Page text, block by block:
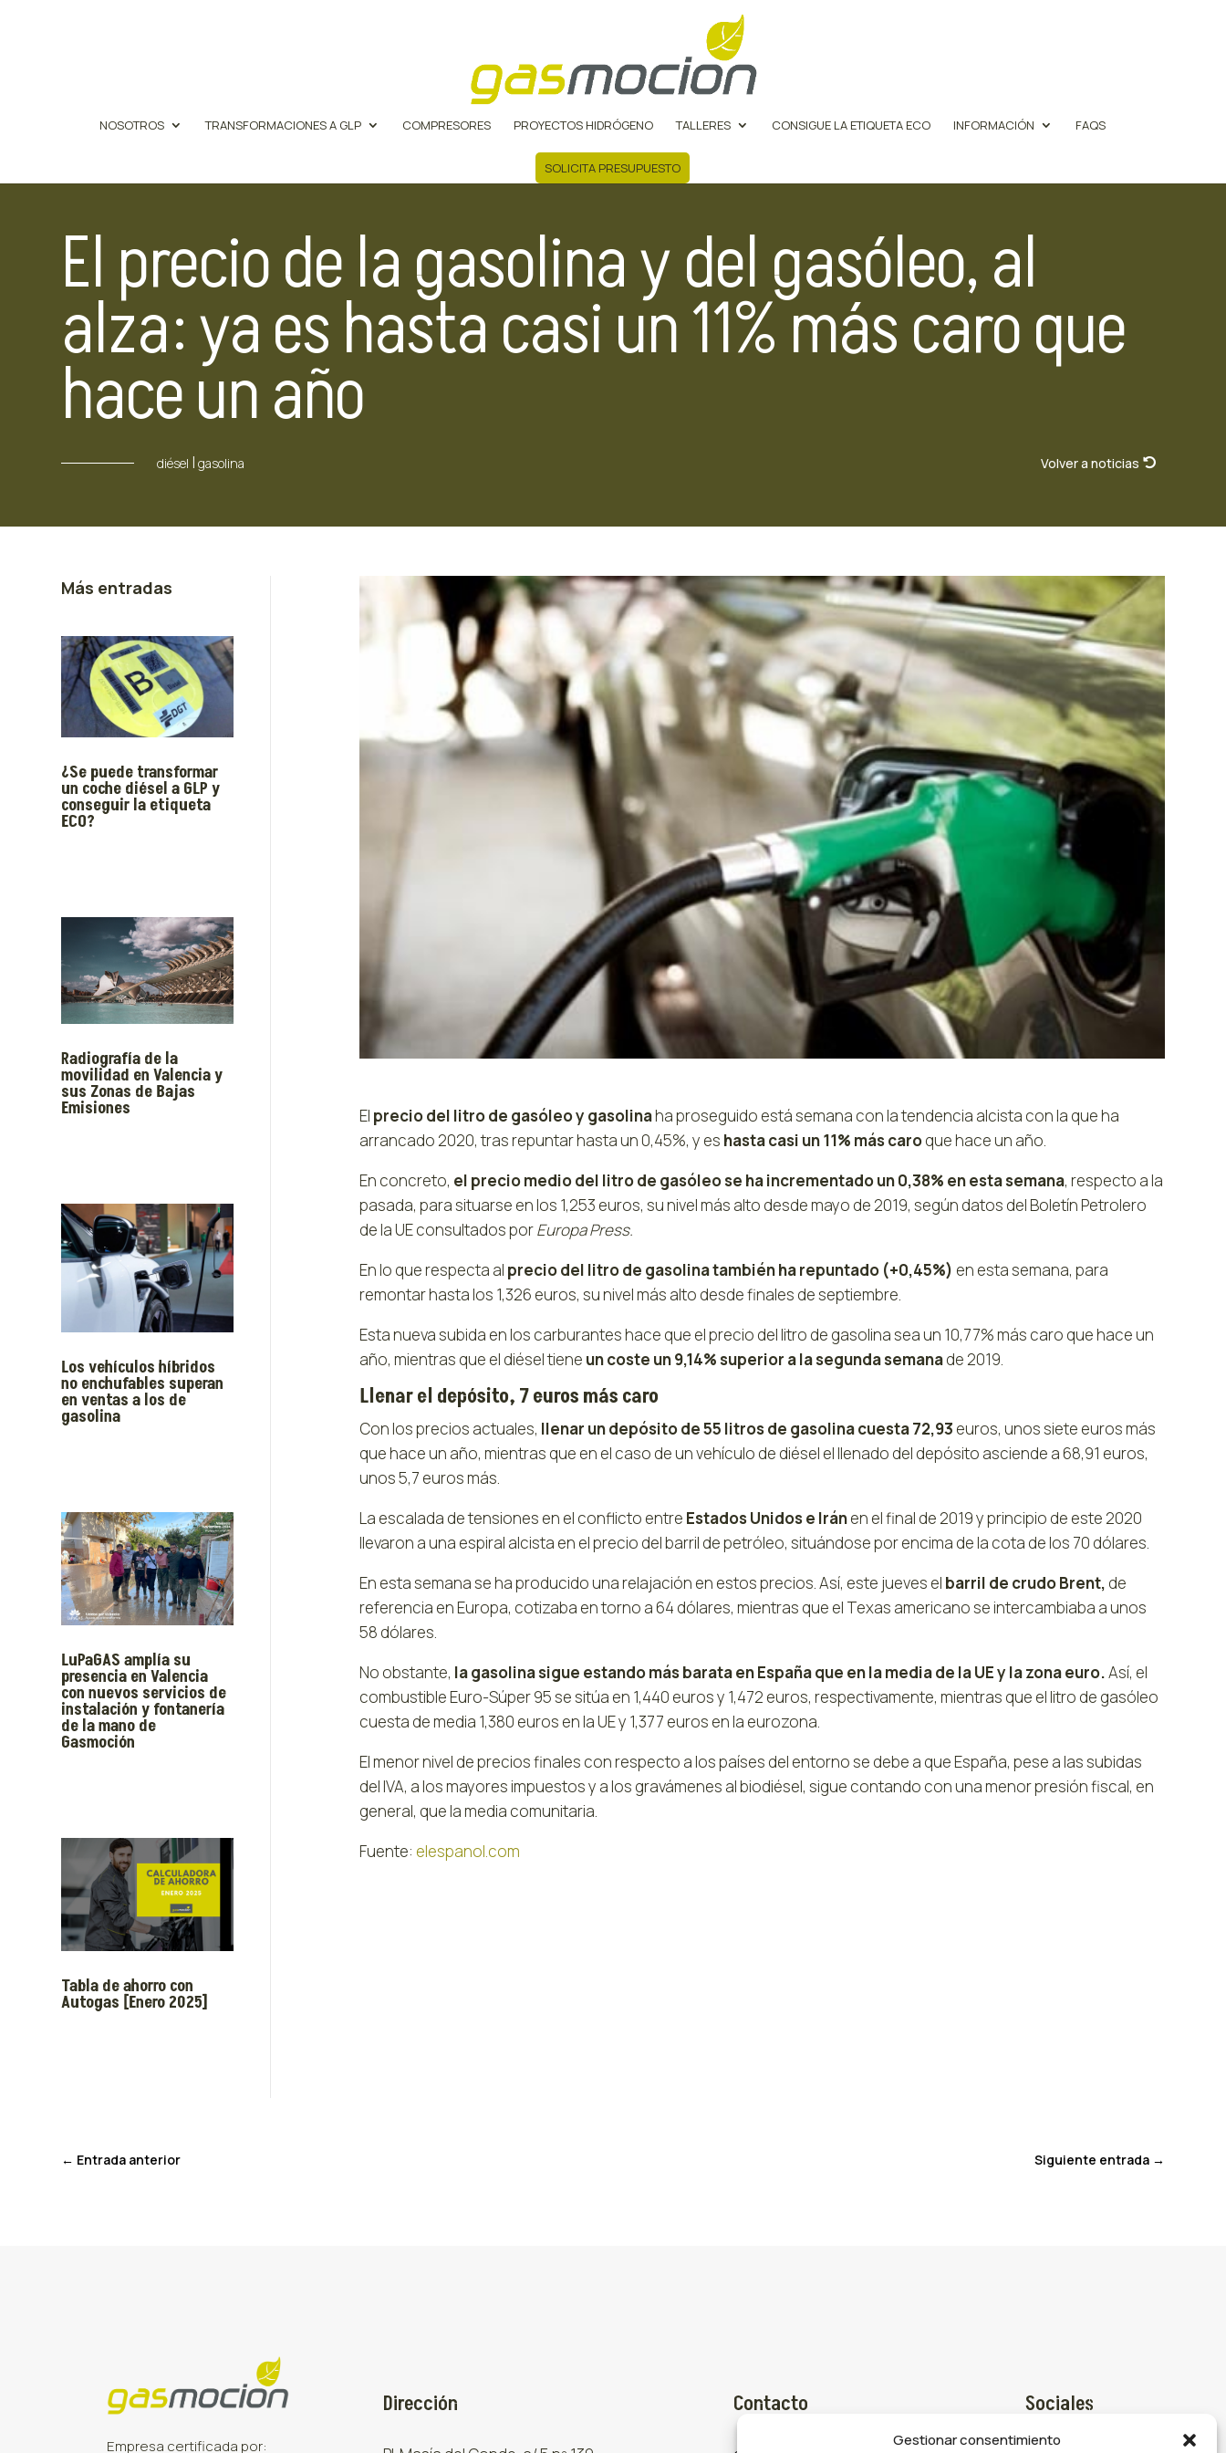
Gestionar consentimiento
NOSOTROS TRANSFORMACIONES A GLP COMPRESORES PROYECTOS HIDRÓGENO TALLERES CONSIGUE LA ETIQUETA ECO INFORMACIÓN FAQS
SOLICITA PRESUPUESTO
El precio de la gasolina y del gasóleo, al
alza: ya es hasta casi un 11% más caro que
hace un año
diésel |gasolina Volver a noticias
Más entradas
¿Se puede transformar
un coche diésel a GLP y
conseguir la etiqueta
ECO?
Radiografía de la
movilidad en Valencia y
sus Zonas de Bajas
Emisiones
Los vehículos híbridos
no enchufables superan
en ventas a los de
gasolina
LuPaGAS amplía su
presencia en Valencia
con nuevos servicios de
instalación y fontanería
de la mano de
Gasmoción
Tabla de ahorro con
Autogas [Enero 2025]
El precio del litro de gasóleo y gasolinaha proseguido está semana con la tendencia alcista con la que ha
arrancado 2020, tras repuntar hasta un 0,45%, y es hasta casi un 11% más caroque hace un año.
En concreto, el precio medio del litro de gasóleo se ha incrementado un 0,38% en esta semana, respecto a la
pasada, para situarse en los 1,253 euros, su nivel más alto desde mayo de 2019, según datos del Boletín Petrolero
de la UE consultados porEuropa Press.
En lo que respecta al precio del litro de gasolina también ha repuntado (+0,45%) en esta semana, para
remontar hasta los 1,326 euros, su nivel más alto desde finales de septiembre.
Esta nueva subida en los carburantes hace que el precio del litro de gasolina sea un 10,77% más caro que hace un
año, mientras que el diésel tiene un coste un 9,14% superior a la segunda semanade 2019.
Llenar el depósito, 7 euros más caro
Con los precios actuales, llenar un depósito de 55 litros de gasolina cuesta 72,93 euros, unos siete euros más
que hace un año, mientras que en el caso de un vehículo de diésel el llenado del depósito asciende a 68,91 euros,
unos 5,7 euros más.
La escalada de tensiones en el conflicto entre Estados Unidos e Iránen el final de 2019 y principio de este 2020
llevaron a una espiral alcista en el precio del barril de petróleo, situándose por encima de la cota de los 70 dólares.
En esta semana se ha producido una relajación en estos precios. Así, este jueves el barril de crudo Brent, de
referencia en Europa, cotizaba en torno a 64 dólares, mientras que el Texas americano se intercambiaba a unos
58 dólares.
No obstante, la gasolina sigue estando más barata en España que en la media de la UE y la zona euro.Así, el
combustible Euro-Súper 95 se sitúa en 1,440 euros y 1,472 euros, respectivamente, mientras que el litro de gasóleo
cuesta de media 1,380 euros en la UE y 1,377 euros en la eurozona.
El menor nivel de precios finales con respecto a los países del entorno se debe a que España, pese a las subidas
del IVA, a los mayores impuestos y a los gravámenes al biodiésel, sigue contando con una menor presión fiscal, en
general, que la media comunitaria.
Fuente: elespanol.com
← Entrada anterior Siguiente entrada→
Empresa certificada por:
Dirección Contacto Sociales
